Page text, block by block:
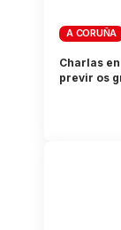
A CORUÑA
Charlas
previr os